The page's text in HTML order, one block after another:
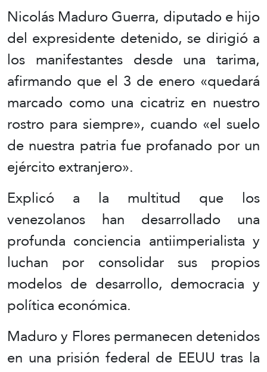
Nicolás Maduro Guerra, diputado e hijo
del expresidente detenido, se dirigió a
los manifestantes desde una tarima,
afirmando que el 3 de enero «quedará
marcado como una cicatriz en nuestro
rostro para siempre», cuando «el suelo
de nuestra patria fue profanado por un
ejército extranjero».
Explicó a la multitud que los
venezolanos han desarrollado una
profunda conciencia antiimperialista y
luchan por consolidar sus propios
modelos de desarrollo, democracia y
política económica.
Maduro y Flores permanecen detenidos
en una prisión federal de EEUU tras la